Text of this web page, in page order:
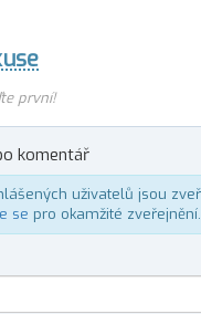
první!
komentář
uživatelů jsou
se pro okamžité zveřejnění.